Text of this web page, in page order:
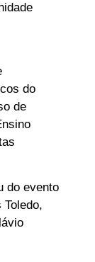
do
de
do evento